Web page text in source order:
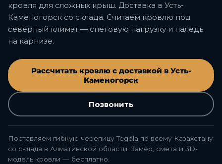
кровля для сложных крыш. Доставка в Усть-
Каменогорск со склада. Считаем кровлю под
северный климат — снеговую нагрузку и наледь
на карнизе.
Рассчитать кровлю с доставкой в Усть-
Каменогорск
Позвонить
Поставляем гибкую черепицу Tegola по всему Казахстану
со склада в Алматинской области. Замер, смета и 3D-
модель кровли — бесплатно.